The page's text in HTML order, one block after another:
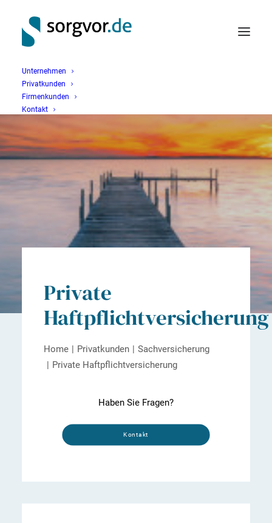
Unternehmen
Privatkunden
Firmenkunden
Kontakt
Private
Haftpflichtversicherung
Home Privatkunden
Sachversicherung
Private Haftpflichtversicherung
Haben Sie Fragen?
Kontakt